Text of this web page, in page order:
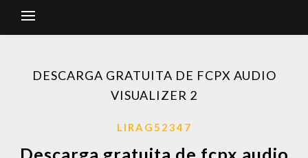
DESCARGA GRATUITA DE FCPX AUDIO
VISUALIZER 2
LIRAG52347
Descarga gratuita de fcpx audio